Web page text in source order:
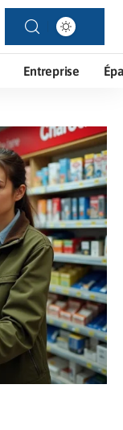
Entreprise